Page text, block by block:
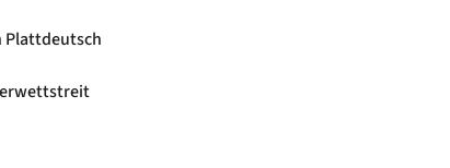
Plattdeutsch